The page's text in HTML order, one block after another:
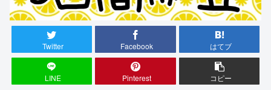
Twitter Facebook はてブ
LINE Pinterest コピー